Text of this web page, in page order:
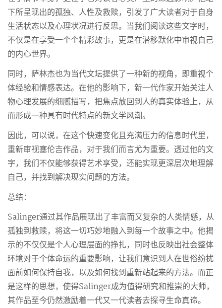
下所呈现出的孤独、人性及救赎，引发了广大读者对于自身
生活状态以及心理状况进行反思。当我们阅读这些文字时，
不仅是在享受一个个精彩故事，更是在潜移默化中审视自己
的内心世界。
同时，萨林杰也为当代文坛提供了一种新的视角，即重视个
体经验和情感表达。在他的影响下，新一代作家开始关注人
物心理发展的细腻描写，把焦点放回到人的真实体验上，从
而形成一种具有时代特点的新文学风潮。
因此，可以说，在这个快速变化且充满压力的信息时代里，
重新审视塞伦吉作品，对于我们而言尤为重要。透过他的文
字，我们不仅能够获得艺术享受，还能实现更深层次地理解
自己，并找到解决现实问题的方法。
总结：
Salinger通过其作品展现出了丰富而又复杂的人类情感，从
孤独到救赎，将这一切巧妙地融入到每一个故事之中。他揭
示的不仅仅是个人心理层面的挣扎，同时也反映出社会整体
环境对于个体命运的重要影响，让我们意识到人在世俗纷扰
面前如何保持自我，以及如何找到重新站起来的方法。而正
是这样的思想，使得Salinger成为值得研究和推崇的大师，
其作品至今仍然激励着一代又一代读者去探寻生命真谛。